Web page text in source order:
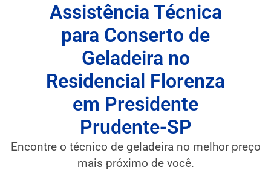
Assistência Técnica
para Conserto de
Geladeira no
Residencial Florenza
em Presidente
Prudente-SP
Encontre o técnico de geladeira no melhor preço
mais próximo de você.